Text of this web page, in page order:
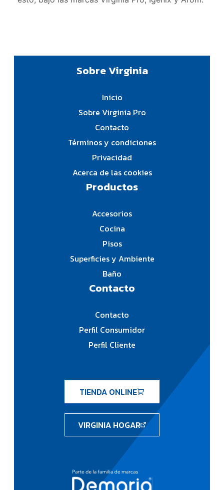
Sobre Virginia
Inicio
Sobre Virginia Pro
Contacto
Términos y condiciones
Privacidad
Acerca de las cookies
Productos
Accesorios
Cocina
Pisos
Superficies y Ambiente
Baño
Contacto
Contacto
Perfil Consumidor
Perfil Cliente
TIENDA ONLINE
VIRGINIA HOGAR